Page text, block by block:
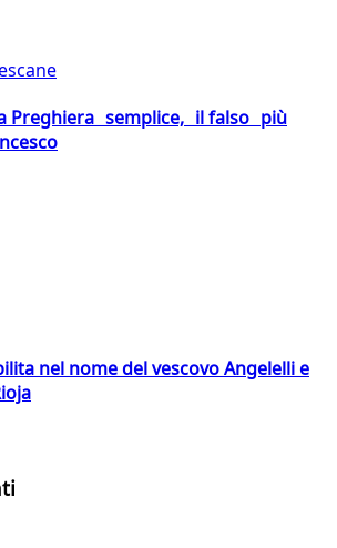
Preghiera semplice, il falso più
nel nome del vescovo Angelelli e